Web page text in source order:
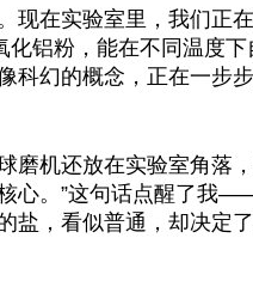
现在实验室里，我们正
化铝粉，能在不同温度
科幻的概念，正在一步步
磨机还放在实验室角落
心。”这句话点醒了我
盐，看似普通，却决定了